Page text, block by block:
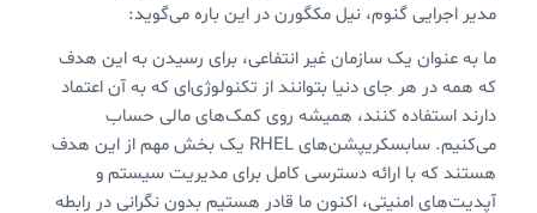
مدیر اجرایی گنوم، نیل مکگورن در این باره می‌گوید:
ما به عنوان یک سازمان غیر انتفاعی،‌ برای رسیدن به این هدف
که همه در هر جای دنیا بتوانند از تکنولوژی‌ای که به آن اعتماد
دارند استفاده کنند، همیشه روی کمک‌های مالی حساب
می‌کنیم. سابسکریپشن‌های RHEL یک بخش مهم از این هدف
هستند که با ارائه دسترسی کامل برای مدیریت سیستم و
آپدیت‌های امنیتی، اکنون ما قادر هستیم بدون نگرانی در رابطه